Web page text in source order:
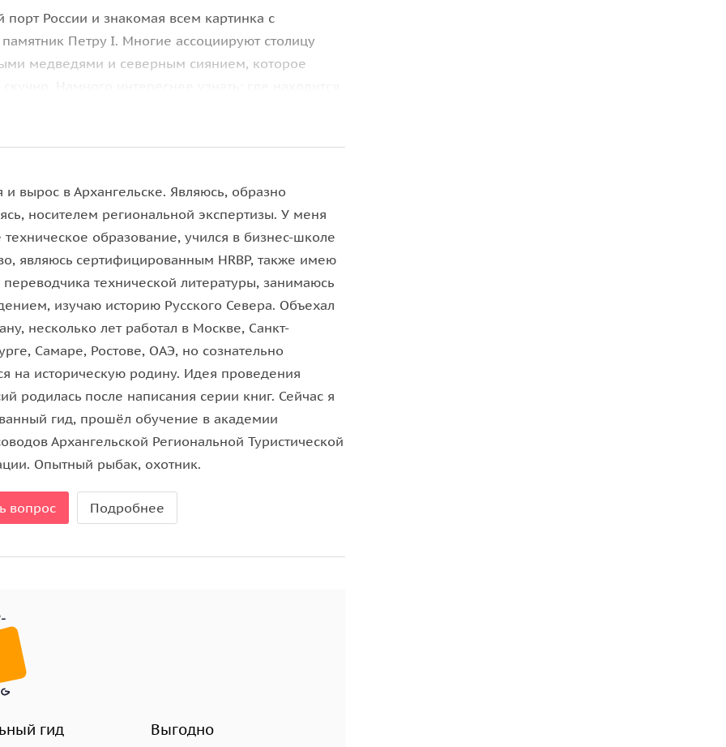
России и знакомая всем картинка с
Петру I. Многие ассоциируют столицу
медведями и северным сиянием, которое
такие икотницы; что в Архангельске делал
раньше командировочные приезжали чаще
Где носили колготки сеточкой,
назначению использовалась бензопильная цепь?
провести на стадионе полдня при температуре
все топили печи стульчиками? Ответы на
программе «Архангельск 80-х».
Грозного до наших дней), т.к. без нее не
на описание жизни Поморов 70-х-90-х годов
содержательным. Регион был на подъеме,
Вспомним то, что было, обсудим то, что есть
и вырос в Архангельске. Являюсь, образно
носителем региональной экспертизы. У меня
образование, учился в бизнес-школе
являюсь сертифицированным HRBP, также имею
технической литературы, занимаюсь
изучаю историю Русского Севера. Объехал
несколько лет работал в Москве, Санкт-
Самаре, Ростове, ОАЭ, но сознательно
на историческую родину. Идея проведения
родилась после написания серии книг. Сейчас я
гид, прошёл обучение в академии
Архангельской Региональной Туристической
Опытный рыбак, охотник.
вопрос Подробнее
гид Выгодно